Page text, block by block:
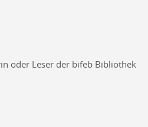
oder Leser der bifeb Bibliothek